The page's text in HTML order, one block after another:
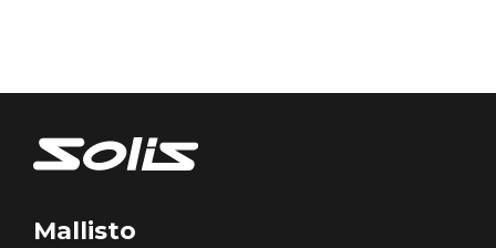
Mallisto